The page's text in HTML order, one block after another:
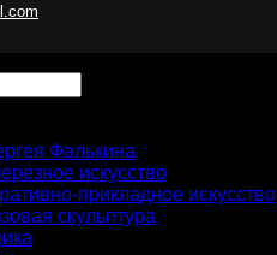
Фалькина
искусство
прикладное искусство
скульптура